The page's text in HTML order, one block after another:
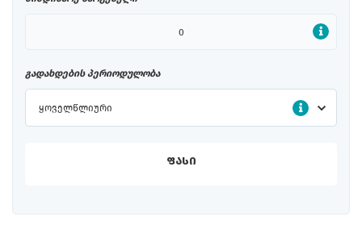
გადახდების პერიოდულობა
ყოველწლიური
ᲤᲐᲡᲘ